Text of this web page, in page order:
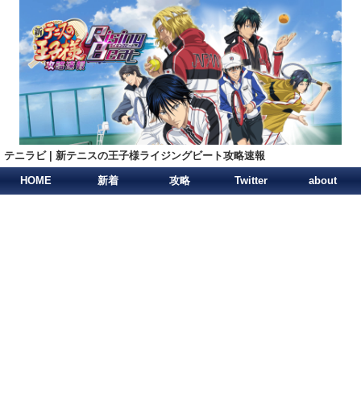
テニラビ | 新テニスの王子様ライジングビート攻略速報
HOME 新着 攻略 Twitter about